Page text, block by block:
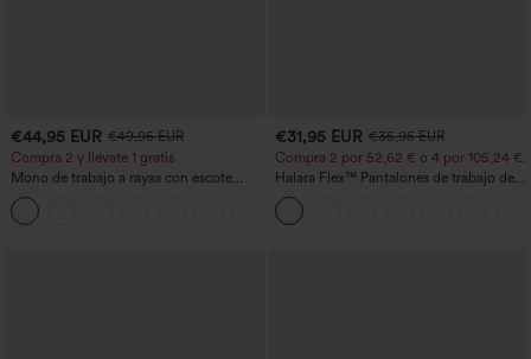
€44,95 EUR €49,95 EUR
Compra 2 y llévate 1 gratis
Mono de trabajo a rayas con escote
barco, sin mangas, lazo lateral, tacto
Cool Touch y bolsillos - Edición Easy
Peezy
€31,95 EUR €35,95 EUR
Compra 2 por 52,62 € o 4 por 105,24 €.
Halara Flex™ Pantalones de trabajo de
talle alto, moldeadores del cuerpo, que
estilizan la cintura, con bolsillos, de
pierna ancha en micro‑waffle